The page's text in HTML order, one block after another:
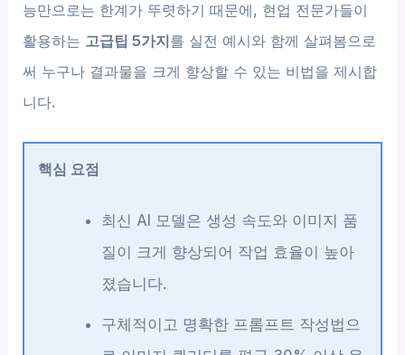
능만으로는 한계가 뚜렷하기 때문에, 현업 전문가들이
활용하는 고급팁 5가지를 실전 예시와 함께 살펴봄으로
써 누구나 결과물을 크게 향상할 수 있는 비법을 제시합
니다.
핵심 요점
최신 AI 모델은 생성 속도와 이미지 품
질이 크게 향상되어 작업 효율이 높아
졌습니다.
구체적이고 명확한 프롬프트 작성법으